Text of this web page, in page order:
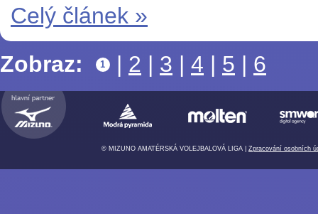
Celý článek »
Zobraz:
1 | 2 | 3 | 4 | 5 | 6
© MIZUNO AMATÉRSKÁ VOLEJBALOVÁ LIGA | Zpracování osobních